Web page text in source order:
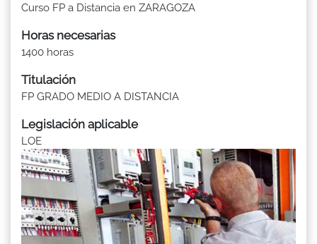
Curso FP a Distancia en ZARAGOZA
Horas necesarias
1400 horas
Titulación
FP GRADO MEDIO A DISTANCIA
Legislación aplicable
LOE